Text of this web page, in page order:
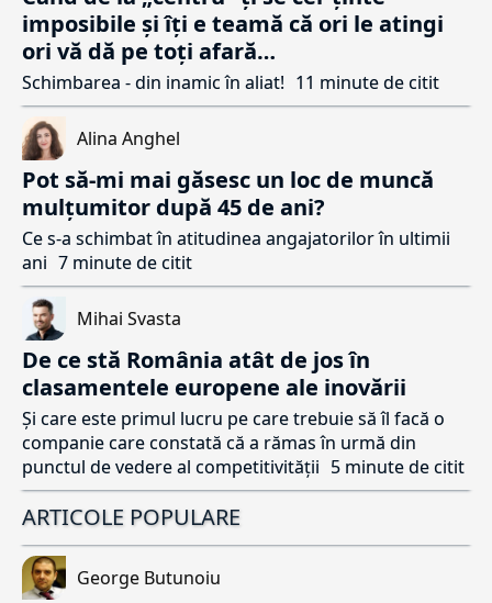
imposibile și îți e teamă că ori le atingi
ori vă dă pe toți afară…
Schimbarea - din inamic în aliat! 11 minute de citit
Alina Anghel
Pot să-mi mai găsesc un loc de muncă
mulțumitor după 45 de ani?
Ce s-a schimbat în atitudinea angajatorilor în ultimii
ani 7 minute de citit
Mihai Svasta
De ce stă România atât de jos în
clasamentele europene ale inovării
Și care este primul lucru pe care trebuie să îl facă o
companie care constată că a rămas în urmă din
punctul de vedere al competitivității 5 minute de citit
ARTICOLE POPULARE
George Butunoiu